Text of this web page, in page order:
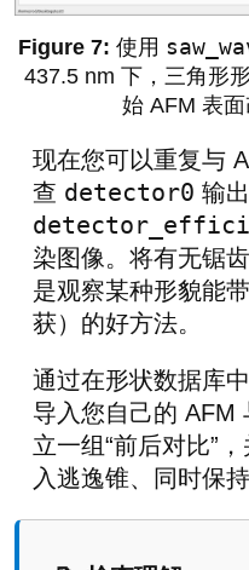
使用
437.5 nm 下，三角形
始 AFM 表面
现在您可以重复与
查 detector0 输
染图像。将有无锯
是观察某种形貌能
获）的好方法。
通过在形状数据库
导入您自己的
立一组“前后对比”
入逃逸锥、同时保